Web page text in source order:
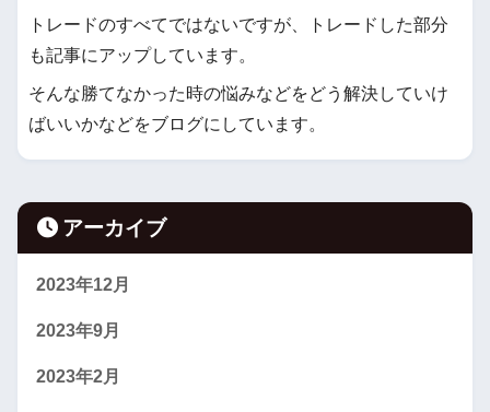
トレードのすべてではないですが、トレードした部分
も記事にアップしています。
そんな勝てなかった時の悩みなどをどう解決していけ
ばいいかなどをブログにしています。
アーカイブ
2023年12月
2023年9月
2023年2月